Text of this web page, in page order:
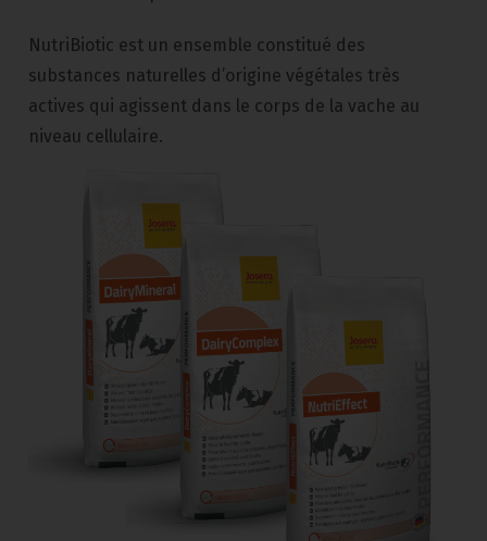
NutriBiotic est un ensemble constitué des
substances naturelles d’origine végétales très
actives qui agissent dans le corps de la vache au
niveau cellulaire.